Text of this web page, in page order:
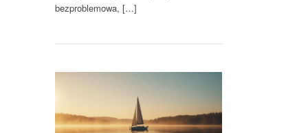
bezproblemowa, […]